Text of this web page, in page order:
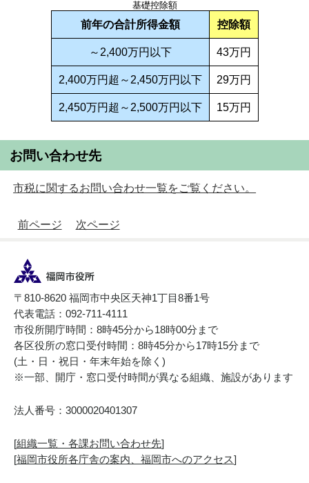
基礎控除額
前年の合計所得金額 控除額
～2,400万円以下 43万円
2,400万円超～2,450万円以下 29万円
2,450万円超～2,500万円以下 15万円
お問い合わせ先
市税に関するお問い合わせ一覧をご覧ください。
前ページ 次ページ
〒810-8620 福岡市中央区天神1丁目8番1号
代表電話：092-711-4111
市役所開庁時間：8時45分から18時00分まで
各区役所の窓口受付時間：8時45分から17時15分まで
(土・日・祝日・年末年始を除く)
※一部、開庁・窓口受付時間が異なる組織、施設があります
法人番号：3000020401307
[組織一覧・各課お問い合わせ先]
[福岡市役所各庁舎の案内、福岡市へのアクセス]